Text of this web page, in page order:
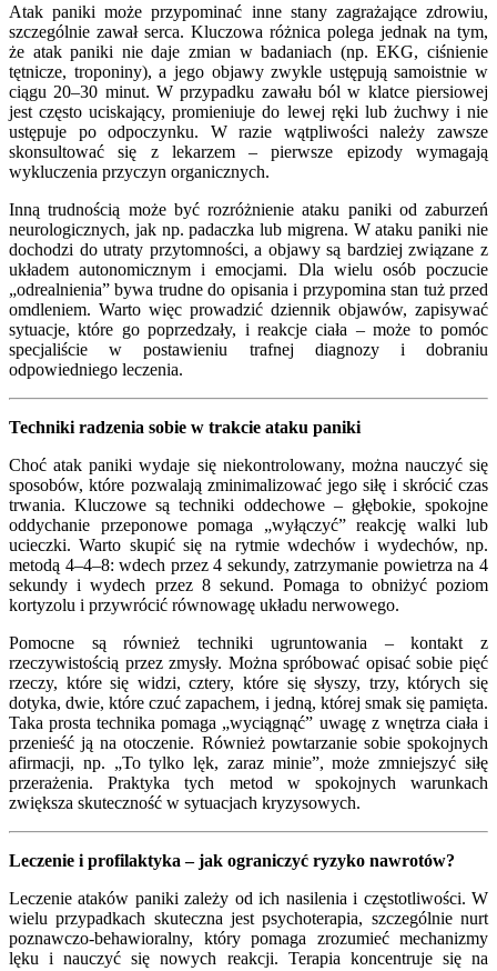
Atak paniki może przypominać inne stany zagrażające zdrowiu,
szczególnie zawał serca. Kluczowa różnica polega jednak na tym,
że atak paniki nie daje zmian w badaniach (np. EKG, ciśnienie
tętnicze, troponiny), a jego objawy zwykle ustępują samoistnie w
ciągu 20–30 minut. W przypadku zawału ból w klatce piersiowej
jest często uciskający, promieniuje do lewej ręki lub żuchwy i nie
ustępuje po odpoczynku. W razie wątpliwości należy zawsze
skonsultować się z lekarzem – pierwsze epizody wymagają
wykluczenia przyczyn organicznych.
Inną trudnością może być rozróżnienie ataku paniki od zaburzeń
neurologicznych, jak np. padaczka lub migrena. W ataku paniki nie
dochodzi do utraty przytomności, a objawy są bardziej związane z
układem autonomicznym i emocjami. Dla wielu osób poczucie
„odrealnienia” bywa trudne do opisania i przypomina stan tuż przed
omdleniem. Warto więc prowadzić dziennik objawów, zapisywać
sytuacje, które go poprzedzały, i reakcje ciała – może to pomóc
specjaliście w postawieniu trafnej diagnozy i dobraniu
odpowiedniego leczenia.
Techniki radzenia sobie w trakcie ataku paniki
Choć atak paniki wydaje się niekontrolowany, można nauczyć się
sposobów, które pozwalają zminimalizować jego siłę i skrócić czas
trwania. Kluczowe są techniki oddechowe – głębokie, spokojne
oddychanie przeponowe pomaga „wyłączyć” reakcję walki lub
ucieczki. Warto skupić się na rytmie wdechów i wydechów, np.
metodą 4–4–8: wdech przez 4 sekundy, zatrzymanie powietrza na 4
sekundy i wydech przez 8 sekund. Pomaga to obniżyć poziom
kortyzolu i przywrócić równowagę układu nerwowego.
Pomocne są również techniki ugruntowania – kontakt z
rzeczywistością przez zmysły. Można spróbować opisać sobie pięć
rzeczy, które się widzi, cztery, które się słyszy, trzy, których się
dotyka, dwie, które czuć zapachem, i jedną, której smak się pamięta.
Taka prosta technika pomaga „wyciągnąć” uwagę z wnętrza ciała i
przenieść ją na otoczenie. Również powtarzanie sobie spokojnych
afirmacji, np. „To tylko lęk, zaraz minie”, może zmniejszyć siłę
przerażenia. Praktyka tych metod w spokojnych warunkach
zwiększa skuteczność w sytuacjach kryzysowych.
Leczenie i profilaktyka – jak ograniczyć ryzyko nawrotów?
Leczenie ataków paniki zależy od ich nasilenia i częstotliwości. W
wielu przypadkach skuteczna jest psychoterapia, szczególnie nurt
poznawczo-behawioralny, który pomaga zrozumieć mechanizmy
lęku i nauczyć się nowych reakcji. Terapia koncentruje się na